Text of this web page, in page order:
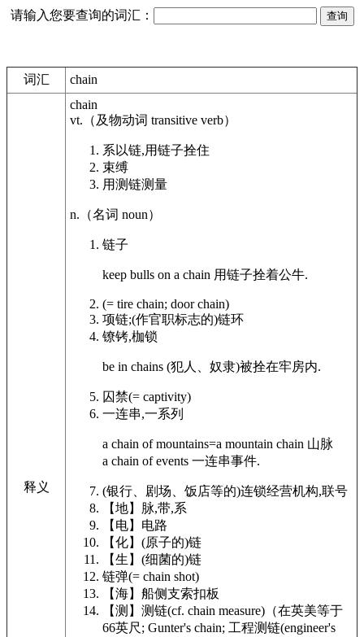
请输入您要查询的词汇：
词汇 chain
释义
chain
vt. （及物动词 transitive verb）
系以链,用链子拴住
束缚
用测链测量
n. （名词 noun）
链子
keep bulls on a chain 用链子拴着公牛.
(= tire chain; doorchain)
项链;(作官职标志的)链环
镣铐,枷锁
be in chains (犯人、奴隶)被拴在牢房内.
囚禁(= captivity)
一连串,一系列
a chain ofmountains=a mountain chain 山脉
a chain ofevents 一连串事件.
(银行、剧场、饭店等的)连锁经营机构,联号
【地】 脉,带,系
【电】 电路
【化】 (原子的)链
【生】 (细菌的)链
链弹(= chain shot)
【海】 船侧支索扣板
【测】 测链(cf. chain measure) （在英美等于
66英尺; Gunter's chain; 工程测链(engineer's